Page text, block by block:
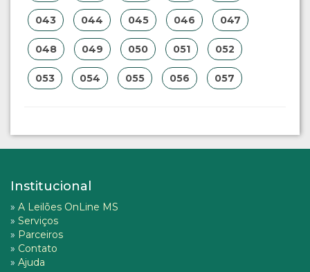
043 044 045 046 047
048 049 050 051 052
053 054 055 056 057
Institucional
» A Leilões OnLine MS
» Serviços
» Parceiros
» Contato
» Ajuda